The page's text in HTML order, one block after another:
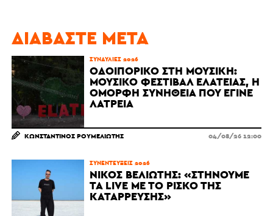
ΔΙΑΒΆΣΤΕ ΜΕΤΆ
ΣΥΝΑΥΛΊΕΣ 2026
ΟΔΟΙΠΟΡΙΚΌ ΣΤΗ ΜΟΥΣΙΚΉ:
ΜΟΥΣΙΚΌ ΦΕΣΤΙΒΆΛ ΕΛΆΤΕΙΑΣ, Η
ΌΜΟΡΦΗ ΣΥΝΉΘΕΙΑ ΠΟΥ ΈΓΙΝΕ
ΛΑΤΡΕΊΑ
ΚΩΝΣΤΑΝΤΊΝΟΣ ΡΟΥΜΕΛΙΏΤΗΣ 04/08/26 12:00
ΣΥΝΕΝΤΕΎΞΕΙΣ 2026
ΝΊΚΟΣ ΒΕΛΙΏΤΗΣ: «ΣΤΉΝΟΥΜΕ
ΤΑ LIVE ΜΕ ΤΟ ΡΊΣΚΟ ΤΗΣ
ΚΑΤΆΡΡΕΥΣΗΣ»